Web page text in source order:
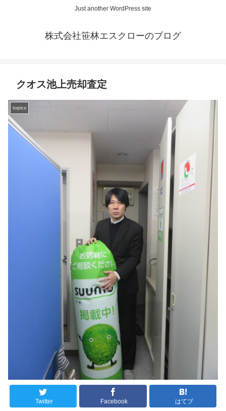
Just another WordPress site
株式会社笹林エスクローのブログ
クオス池上売却査定
topics
Twitter Facebook はてブ